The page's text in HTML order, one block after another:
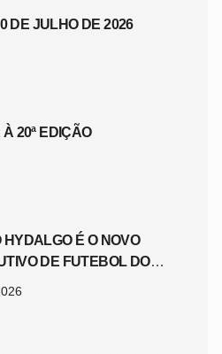
DE JULHO DE 2026
20ª EDIÇÃO
HYDALGO É O NOVO
DE FUTEBOL DO